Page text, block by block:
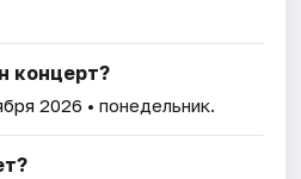
концерт?
2026 • понедельник.